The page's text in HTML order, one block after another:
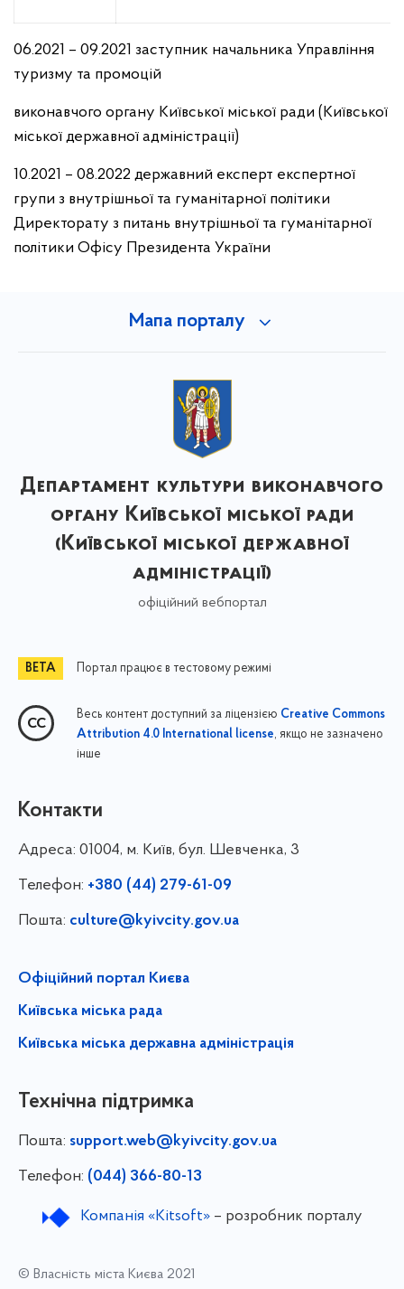
06.2021 – 09.2021 заступник начальника Управління
туризму та промоцій
виконавчого органу Київської міської ради (Київської
міської державної адміністрації)
10.2021 – 08.2022 державний експерт експертної
групи з внутрішньої та гуманітарної політики
Директорату з питань внутрішньої та гуманітарної
політики Офісу Президента України
Мапа порталу
Департамент культури виконавчого
органу Київської міської ради
(Київської міської державної
адміністрації)
офіційний вебпортал
Портал працює в тестовому режимі
Весь контент доступний за ліцензією Creative Commons
Attribution 4.0 International license, якщо не зазначено
інше
Контакти
Адреса: 01004, м. Київ, бул. Шевченка, 3
Телефон: +380 (44) 279-61-09
Пошта: culture@kyivcity.gov.ua
Офіційний портал Києва
Київська міська рада
Київська міська державна адміністрація
Технічна підтримка
Пошта: support.web@kyivcity.gov.ua
Телефон: (044) 366-80-13
Компанія «Kitsoft»– розробник порталу
© Власність міста Києва 2021